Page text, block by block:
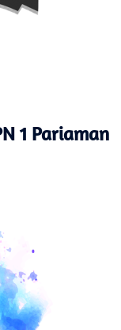
1 Pariaman